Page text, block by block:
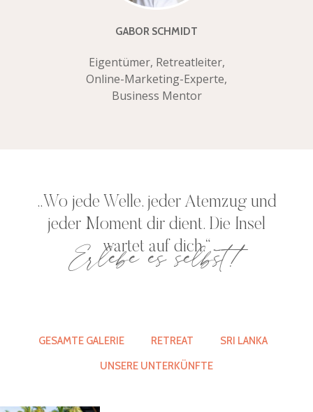
GABOR SCHMIDT
Eigentümer, Retreatleiter,
Online-Marketing-Experte,
Business Mentor
„Wo jede Welle, jeder Atemzug und
jeder Moment dir dient. Die Insel
wartet auf dich.“
Erlebe es selbst!
GESAMTE GALERIE RETREAT
SRI LANKA
UNSERE UNTERKÜNFTE